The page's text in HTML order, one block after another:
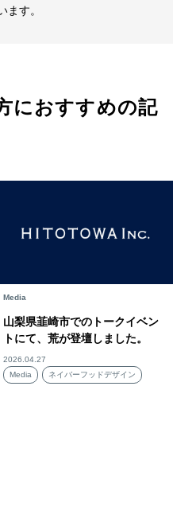
ます。
におすすめの記
Media
山梨県韮崎市でのトークイベン
トにて、荒が登壇しました。
2026.04.27
Media
ネイバーフッドデザイン